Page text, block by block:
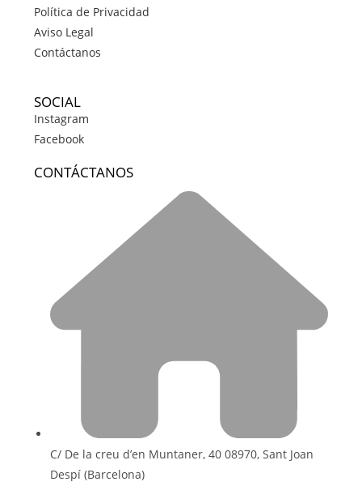
Política de Privacidad
Aviso Legal
Contáctanos
SOCIAL
Instagram
Facebook
CONTÁCTANOS
C/ De la creu d’en Muntaner, 40 08970, Sant Joan
Despí (Barcelona)